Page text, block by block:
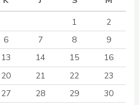
1
2
6 7 8
9
13 14 15
16
20 21 22
23
27 28 29
30